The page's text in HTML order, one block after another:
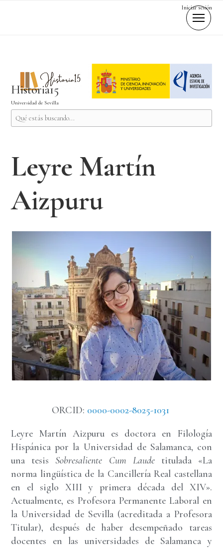
Iniciar sesión
Historia15
Universidad de Sevilla
Leyre Martín
Aizpuru
ORCID: 0000-0002-8025-1031
Leyre Martín Aizpuru es doctora en Filología
Hispánica por la Universidad de Salamanca, con
una tesis Sobresaliente Cum Laude titulada «La
norma lingüística de la Cancillería Real castellana
en el siglo XIII y primera década del XIV».
Actualmente, es Profesora Permanente Laboral en
la Universidad de Sevilla (acreditada a Profesora
Titular), después de haber desempeñado tareas
docentes en las universidades de Salamanca y